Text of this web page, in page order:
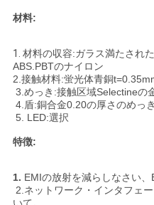
材料:
1. 材料の収容:ガラス満たされ
ABS.PBTのナイロン
2.接触材料:蛍光体青銅
3.めっき:接触区域Selectineの
4.盾:銅合金0.20の厚さのめっき
5. LED:選択
特徴:
1. EMIの放射を減らしなさい、
2.ネットワーク・インタフェ